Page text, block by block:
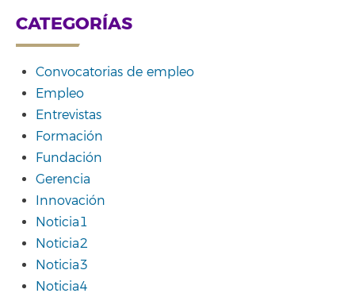
CATEGORÍAS
Convocatorias de empleo
Empleo
Entrevistas
Formación
Fundación
Gerencia
Innovación
Noticia1
Noticia2
Noticia3
Noticia4